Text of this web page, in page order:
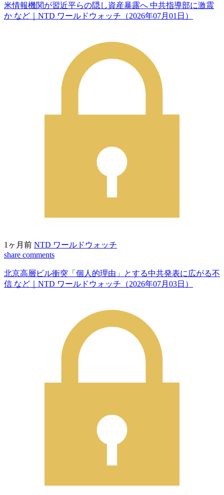
米情報機関が習近平らの隠し資産暴露へ 中共指導部に激震
か など｜NTD ワールドウォッチ（2026年07月01日）
1ヶ月前 NTD ワールドウォッチ
share comments
北京高層ビル衝突「個人的理由」とする中共発表に広がる不
信 など｜NTD ワールドウォッチ（2026年07月03日）